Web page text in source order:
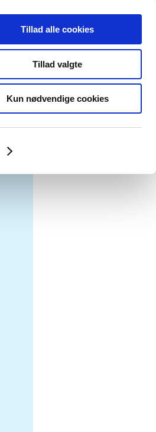
Tillad alle cookies
Tillad valgte
Kun nødvendige cookies